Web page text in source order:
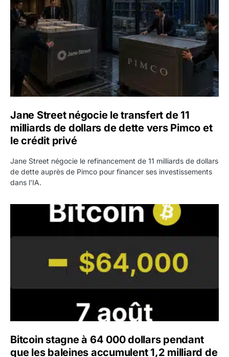
Jane Street négocie le transfert de 11
milliards de dollars de dette vers Pimco et
le crédit privé
Jane Street négocie le refinancement de 11 milliards de dollars
de dette auprès de Pimco pour financer ses investissements
dans l'IA.
Bitcoin stagne à 64 000 dollars pendant que les
Bitcoin stagne à 64 000 dollars pendant
que les baleines accumulent 1,2 milliard de